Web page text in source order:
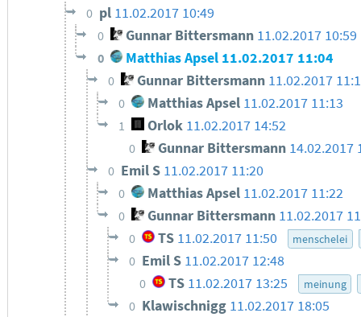
0 pl 11.02.2017 10:49
0 Gunnar Bittersmann 11.02.2017 10:59
0 Matthias Apsel 11.02.2017 11:04
0 Gunnar Bittersmann 11.02.2017
0 Matthias Apsel 11.02.2017 11:13
1 Orlok 11.02.2017 14:52
0 Gunnar Bittersmann 14.02.2017
0 Emil S 11.02.2017 11:20
0 Matthias Apsel 11.02.2017 11:22
0 Gunnar Bittersmann 11.02.2017
0 TS 11.02.2017 11:50 menschelei
0 Emil S 11.02.2017 12:48
0 TS 11.02.2017 13:25 meinung
0 Klawischnigg 11.02.2017 18:05